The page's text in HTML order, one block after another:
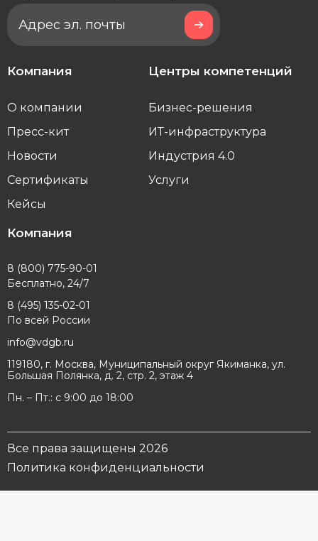
Компания
О компании
Пресс-кит
Новости
Сертификаты
Кейсы
Центры компетенций
Бизнес-решения
ИТ-инфраструктура
Индустрия 4.0
Услуги
Компания
8 (800) 775-90-01
Бесплатно, 24/7
8 (495) 135-02-01
По всей России
info@vdgb.ru
119180, г. Москва, Муниципальный округ Якиманка, ул.
Большая Полянка, д. 2, стр. 2, этаж 4
Пн. – Пт.: с 9:00 до 18:00
Все права защищены 2026
Политика конфиденциальности